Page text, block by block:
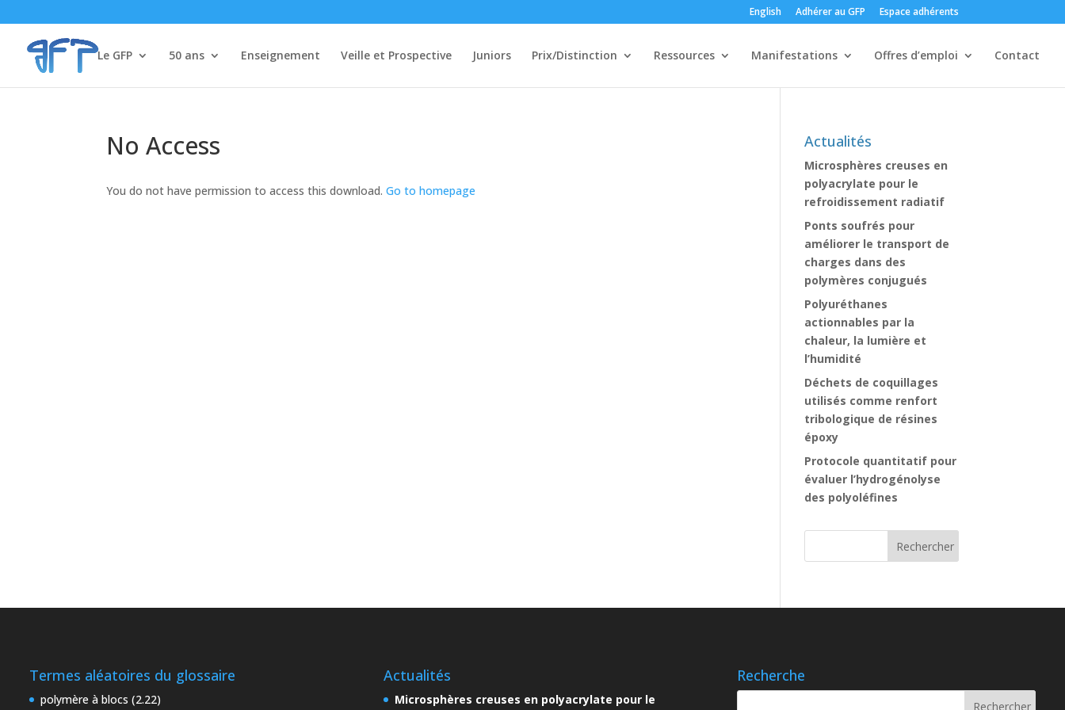
English Adhérer au GFP Espace adhérents
Le GFP 50 ans Enseignement Veille et Prospective Juniors Prix/Distinction Ressources Manifestations Offres d’emploi Contact
No Access
You do not have permission to access this download.Go to homepage
Actualités
Microsphères creuses en
polyacrylate pour le
refroidissement radiatif
Ponts soufrés pour
améliorer le transport de
charges dans des
polymères conjugués
Polyuréthanes
actionnables par la
chaleur, la lumière et
l’humidité
Déchets de coquillages
utilisés comme renfort
tribologique de résines
époxy
Protocole quantitatif pour
évaluer l’hydrogénolyse
des polyoléfines
Termes aléatoires du glossaire
polymère à blocs (2.22)
Actualités
Microsphères creuses en polyacrylate pour le
Recherche